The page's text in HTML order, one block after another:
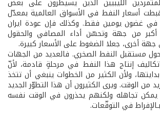
أسعار النفط في الأسواق العالمية بمعدّل
في غضون يومين فقط. وكذلك فإن عودة ايران
أكبر من جهة وتحسّن أداء المصافي والحقول
جهة أخرى، جعلا الضغوط على الأسعار كبيرة.
مستقبل النفط الصخري. فالعديد من الجهات
إنتاج هذا النفط في مرحلةٍ قادمة، لأنّ
ولأن الكثير من الخطوات ينبغي أن تتخذ
من الوقت. ويرى الكثيرون أن هذا التطوّر الجديد
يمكن تجاهله ولكنهم يحذرون في الوقت نفسه
في التوقّعات.